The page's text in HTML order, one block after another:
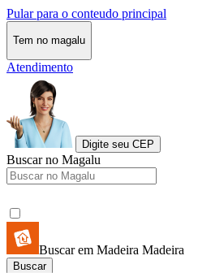
Pular para o conteudo principal
Tem no magalu
Atendimento
Digite seu CEP
Buscar no Magalu
Buscar em Madeira Madeira
Buscar